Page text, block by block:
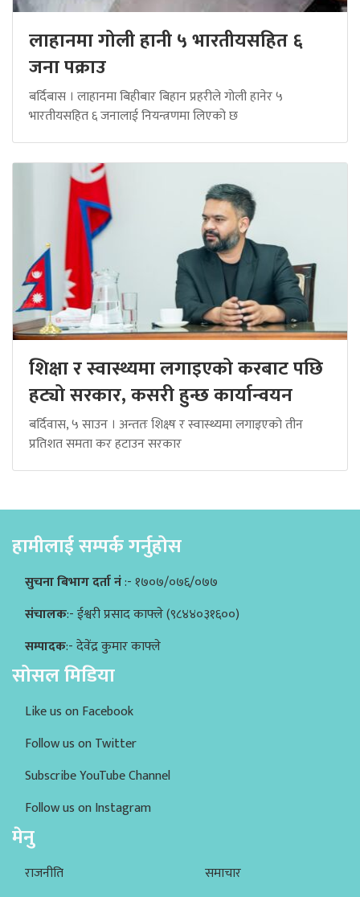
लाहानमा गोली हानी ५ भारतीयसहित ६
जना पक्राउ
बर्दिबास । लाहानमा बिहीबार बिहान प्रहरीले गोली हानेर ५
भारतीयसहित ६ जनालाई नियन्त्रणमा लिएको छ
शिक्षा र स्वास्थ्यमा लगाइएको करबाट पछि
हट्यो सरकार, कसरी हुन्छ कार्यान्वयन
बर्दिवास, ५ साउन । अन्ततः शिक्ष्ष र स्वास्थ्यमा लगाइएको तीन
प्रतिशत समता कर हटाउन सरकार
हामीलाई सम्पर्क गर्नुहोस
सुचना बिभाग दर्ता नं:- १७०७/०७६/०७७
संचालक:- ईश्वरी प्रसाद काफ्ले (९८४४०३१६००)
सम्पादक:- देवेंद्र कुमार काफ्ले
सोसल मिडिया
Like us on Facebook
Follow us on Twitter
Subscribe YouTube Channel
Follow us on Instagram
मेनु
राजनीति
समाचार